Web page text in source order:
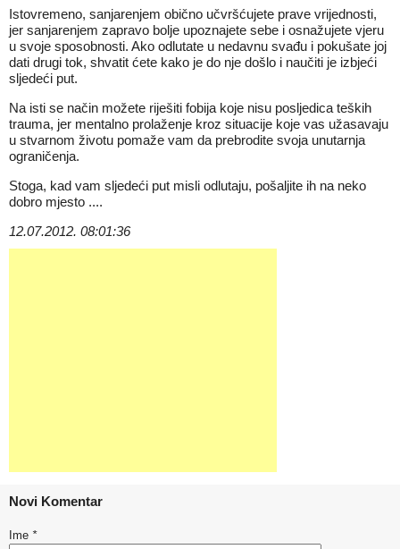
Istovremeno, sanjarenjem obično učvršćujete prave vrijednosti,
jer sanjarenjem zapravo bolje upoznajete sebe i osnažujete vjeru
u svoje sposobnosti. Ako odlutate u nedavnu svađu i pokušate joj
dati drugi tok, shvatit ćete kako je do nje došlo i naučiti je izbjeći
sljedeći put.
Na isti se način možete riješiti fobija koje nisu posljedica teških
trauma, jer mentalno prolaženje kroz situacije koje vas užasavaju
u stvarnom životu pomaže vam da prebrodite svoja unutarnja
ograničenja.
Stoga, kad vam sljedeći put misli odlutaju, pošaljite ih na neko
dobro mjesto ....
12.07.2012. 08:01:36
Novi Komentar
Ime *